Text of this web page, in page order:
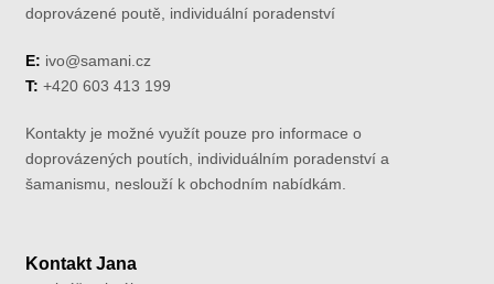
doprovázené poutě, individuální poradenství
E: ivo@samani.cz
T: +420 603 413 199
Kontakty je možné využít pouze pro informace o
doprovázených poutích, individuálním poradenství a
šamanismu, neslouží k obchodním nabídkám.
Kontakt Jana